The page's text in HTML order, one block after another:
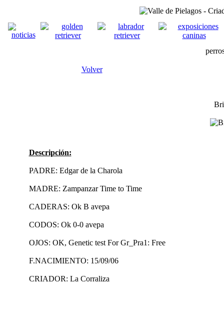
Volver
Descripción:
PADRE: Edgar de la Charola
MADRE: Zampanzar Time to Time
CADERAS: Ok B avepa
CODOS: Ok 0-0 avepa
OJOS: OK, Genetic test For Gr_Pra1: Free
F.NACIMIENTO: 15/09/06
CRIADOR: La Corraliza